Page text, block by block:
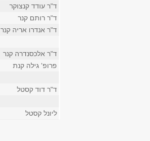
ד"ר עודד קנצוקר
ד"ר רותם קנר
ד"ר אנדרו אריה קנר
ד"ר אלכסנדרה קנר
פרופ' גילה קנת
ד"ר דוד קסטל
ליונל קסטל